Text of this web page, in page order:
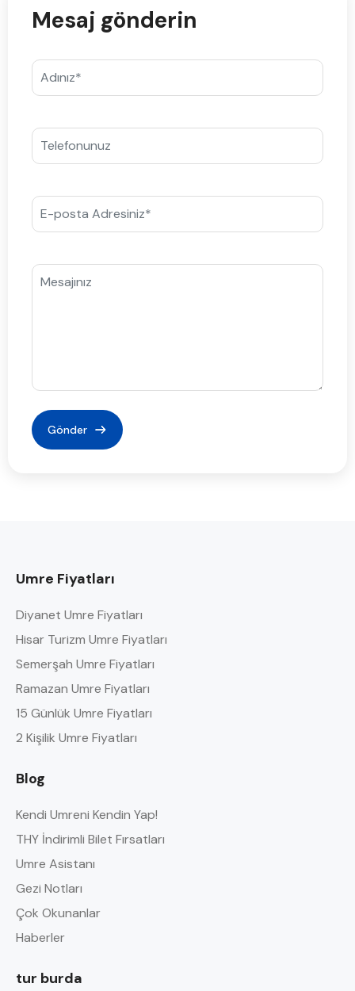
Mesaj gönderin
Umre Fiyatları
Diyanet Umre Fiyatları
Hisar Turizm Umre Fiyatları
Semerşah Umre Fiyatları
Ramazan Umre Fiyatları
15 Günlük Umre Fiyatları
2 Kişilik Umre Fiyatları
Blog
Kendi Umreni Kendin Yap!
THY İndirimli Bilet Fırsatları
Umre Asistanı
Gezi Notları
Çok Okunanlar
Haberler
tur burda